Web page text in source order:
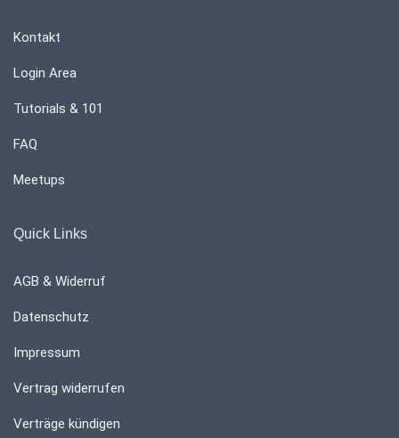
Kontakt
Login Area
Tutorials & 101
FAQ
Meetups
Quick Links
AGB & Widerruf
Datenschutz
Impressum
Vertrag widerrufen
Verträge kündigen